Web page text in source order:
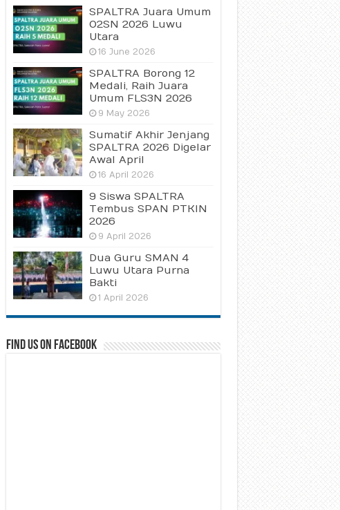
SPALTRA Juara Umum
O2SN 2026 Luwu
Utara
16 June 2026
SPALTRA Borong 12
Medali, Raih Juara
Umum FLS3N 2026
9 May 2026
Sumatif Akhir Jenjang
SPALTRA 2026 Digelar
Awal April
16 April 2026
9 Siswa SPALTRA
Tembus SPAN PTKIN
2026
9 April 2026
Dua Guru SMAN 4
Luwu Utara Purna
Bakti
1 April 2026
Find us on Facebook